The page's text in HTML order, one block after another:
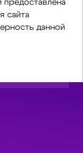
сайта
данной